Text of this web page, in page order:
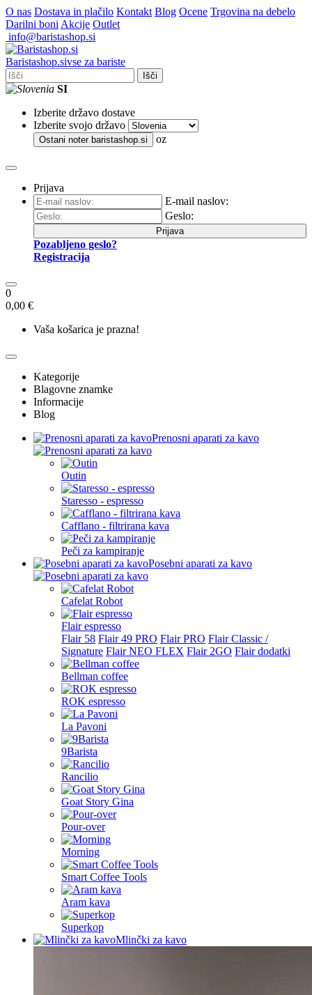
O nas Dostava in plačilo Kontakt Blog Ocene Trgovina na debelo
Darilni boni Akcije Outlet
info@baristashop.si
Baristashop.sivse za bariste
Išči
SI
Izberite državo dostave
Izberite svojo državo
Ostani noter baristashop.si oz
Prijava
E-mail naslov:
Geslo:
Prijava
Pozabljeno geslo?
Registracija
0
0,00 €
Vaša košarica je prazna!
Kategorije
Blagovne znamke
Informacije
Blog
Prenosni aparati za kavo
Outin
Staresso - espresso
Cafflano - filtrirana kava
Peči za kampiranje
Posebni aparati za kavo
Cafelat Robot
Flair espresso
Flair 58 Flair 49 PRO Flair PRO Flair Classic /
Signature Flair NEO FLEX Flair 2GO Flair dodatki
Bellman coffee
ROK espresso
La Pavoni
9Barista
Rancilio
Goat Story Gina
Pour-over
Morning
Smart Coffee Tools
Aram kava
Superkop
Mlinčki za kavo